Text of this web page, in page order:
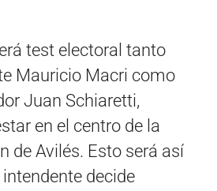
test electoral tanto
Mauricio Macri como
Juan Schiaretti,
en el centro de la
de Avilés. Esto será así
decide